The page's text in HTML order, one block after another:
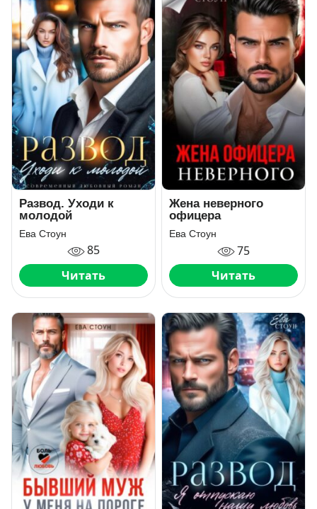
Развод. Уходи к
молодой
Ева Стоун
85
Читать
Жена неверного
офицера
Ева Стоун
75
Читать